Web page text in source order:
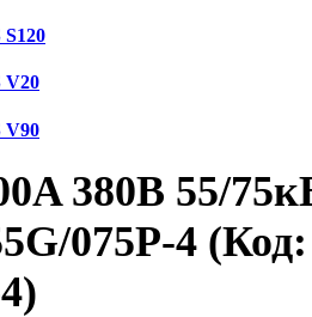
V20
V90
380В 55/
075P-4
)